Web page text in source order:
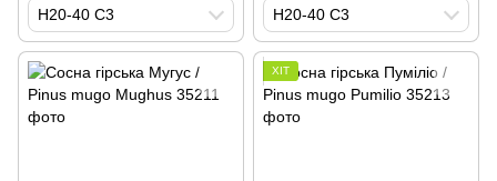
H20-40 С3 H20-40 С3
ХІТ